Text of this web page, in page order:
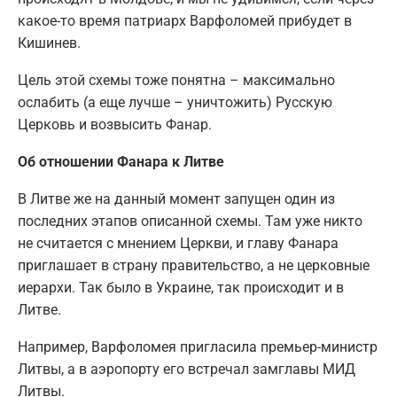
какое-то время патриарх Варфоломей прибудет в
Кишинев.
Цель этой схемы тоже понятна – максимально
ослабить (а еще лучше – уничтожить) Русскую
Церковь и возвысить Фанар.
Об отношении Фанара к Литве
В Литве же на данный момент запущен один из
последних этапов описанной схемы. Там уже никто
не считается с мнением Церкви, и главу Фанара
приглашает в страну правительство, а не церковные
иерархи. Так было в Украине, так происходит и в
Литве.
Например, Варфоломея пригласила премьер-министр
Литвы, а в аэропорту его встречал замглавы МИД
Литвы.